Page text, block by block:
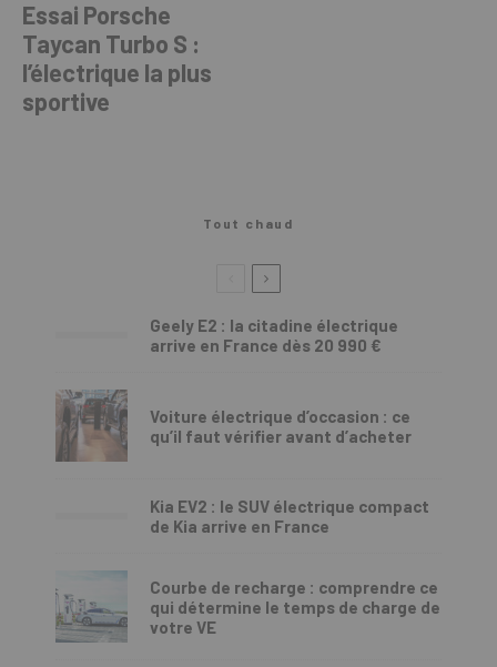
Essai Porsche
Taycan Turbo S :
l’électrique la plus
sportive
Tout chaud
Geely E2 : la citadine électrique
arrive en France dès 20 990 €
Voiture électrique d’occasion : ce
qu’il faut vérifier avant d’acheter
Kia EV2 : le SUV électrique compact
de Kia arrive en France
Courbe de recharge : comprendre ce
qui détermine le temps de charge de
votre VE